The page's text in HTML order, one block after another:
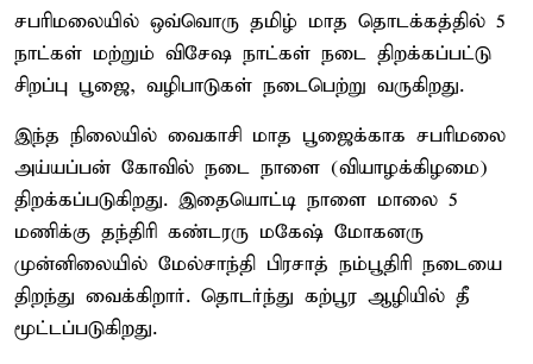
சபரிமலையில் ஒவ்வொரு தமிழ் மாத தொடக்கத்தில் 5
நாட்கள் மற்றும் விசேஷ நாட்கள் நடை திறக்கப்பட்டு
சிறப்பு பூஜை, வழிபாடுகள் நடைபெற்று வருகிறது.
இந்த நிலையில் வைகாசி மாத பூஜைக்காக சபரிமலை
அய்யப்பன் கோவில் நடை நாளை (வியாழக்கிழமை)
திறக்கப்படுகிறது. இதையொட்டி நாளை மாலை 5
மணிக்கு தந்திரி கண்டரரு மகேஷ் மோகனரு
முன்னிலையில் மேல்சாந்தி பிரசாத் நம்பூதிரி நடையை
திறந்து வைக்கிறார். தொடர்ந்து கற்பூர ஆழியில் தீ
மூட்டப்படுகிறது.